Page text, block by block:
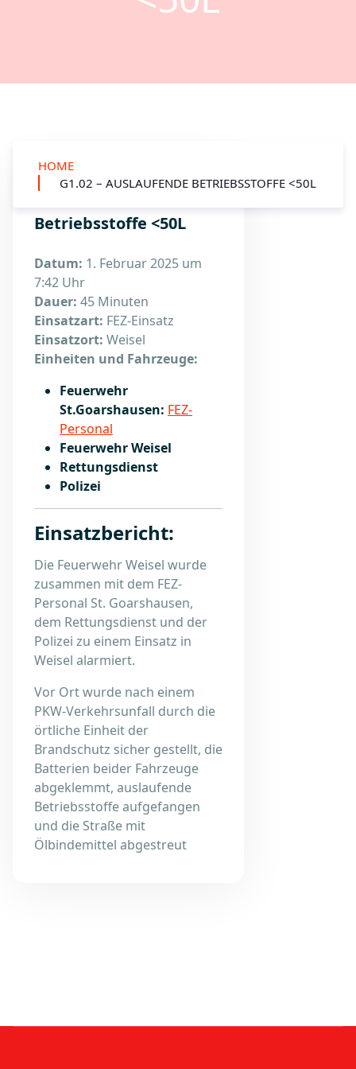
HOME
G1.02 – AUSLAUFENDE BETRIEBSSTOFFE <50L
Betriebsstoffe <50L
Datum: 1. Februar 2025 um
7:42 Uhr
Dauer: 45 Minuten
Einsatzart: FEZ-Einsatz
Einsatzort: Weisel
Einheiten und Fahrzeuge:
Feuerwehr
St.Goarshausen: FEZ-
Personal
Feuerwehr Weisel
Rettungsdienst
Polizei
Einsatzbericht:
Die Feuerwehr Weisel wurde
zusammen mit dem FEZ-
Personal St. Goarshausen,
dem Rettungsdienst und der
Polizei zu einem Einsatz in
Weisel alarmiert.
Vor Ort wurde nach einem
PKW-Verkehrsunfall durch die
örtliche Einheit der
Brandschutz sicher gestellt, die
Batterien beider Fahrzeuge
abgeklemmt, auslaufende
Betriebsstoffe aufgefangen
und die Straße mit
Ölbindemittel abgestreut